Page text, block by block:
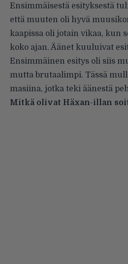
Ensimmäisestä esityksestä
että muuten oli hyvä
kaapissa oli jotain vikaa, kun
koko ajan. Äänet kuuluivat
Ensimmäinen esitys oli siis
mutta brutaalimpi. Tässä
masiina, jotka teki äänestä
Mitkä olivat Häxan-illan